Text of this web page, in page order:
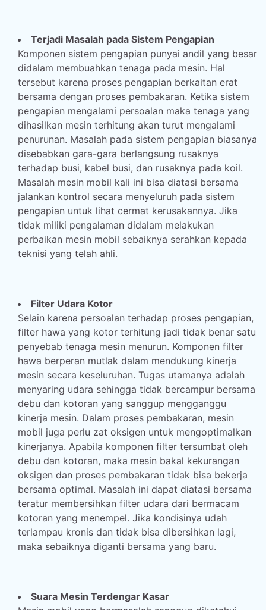
Terjadi Masalah pada Sistem Pengapian
Komponen sistem pengapian punyai andil yang besar
didalam membuahkan tenaga pada mesin. Hal
tersebut karena proses pengapian berkaitan erat
bersama dengan proses pembakaran. Ketika sistem
pengapian mengalami persoalan maka tenaga yang
dihasilkan mesin terhitung akan turut mengalami
penurunan. Masalah pada sistem pengapian biasanya
disebabkan gara-gara berlangsung rusaknya
terhadap busi, kabel busi, dan rusaknya pada koil.
Masalah mesin mobil kali ini bisa diatasi bersama
jalankan kontrol secara menyeluruh pada sistem
pengapian untuk lihat cermat kerusakannya. Jika
tidak miliki pengalaman didalam melakukan
perbaikan mesin mobil sebaiknya serahkan kepada
teknisi yang telah ahli.
Filter Udara Kotor
Selain karena persoalan terhadap proses pengapian,
filter hawa yang kotor terhitung jadi tidak benar satu
penyebab tenaga mesin menurun. Komponen filter
hawa berperan mutlak dalam mendukung kinerja
mesin secara keseluruhan. Tugas utamanya adalah
menyaring udara sehingga tidak bercampur bersama
debu dan kotoran yang sanggup mengganggu
kinerja mesin. Dalam proses pembakaran, mesin
mobil juga perlu zat oksigen untuk mengoptimalkan
kinerjanya. Apabila komponen filter tersumbat oleh
debu dan kotoran, maka mesin bakal kekurangan
oksigen dan proses pembakaran tidak bisa bekerja
bersama optimal. Masalah ini dapat diatasi bersama
teratur membersihkan filter udara dari bermacam
kotoran yang menempel. Jika kondisinya udah
terlampau kronis dan tidak bisa dibersihkan lagi,
maka sebaiknya diganti bersama yang baru.
Suara Mesin Terdengar Kasar